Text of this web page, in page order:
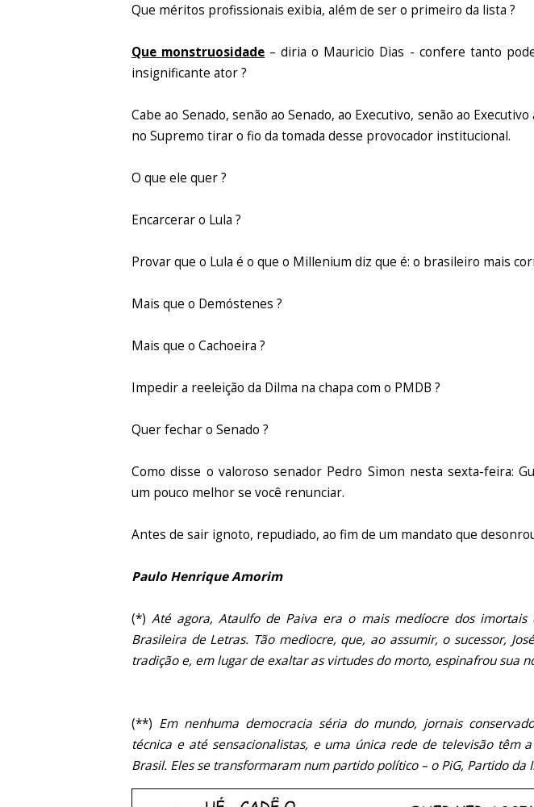
Que méritos profissionais exibia, além de ser o primeiro da lista ?
Que monstruosidade – diria o Mauricio Dias - confere tanto
insignificante ator ?
Cabe ao Senado, senão ao Senado, ao Executivo, senão ao
no Supremo tirar o fio da tomada desse provocador institucional.
O que ele quer ?
Encarcerar o Lula ?
Provar que o Lula é o que o Millenium diz que é: o brasileiro mais
Mais que o Demóstenes ?
Mais que o Cachoeira ?
Impedir a reeleição da Dilma na chapa com o PMDB ?
Quer fechar o Senado ?
Como disse o valoroso senador Pedro Simon nesta sexta-feira:
um pouco melhor se você renunciar.
Antes de sair ignoto, repudiado, ao fim de um mandato que
Paulo Henrique Amorim
(*)Até agora, Ataulfo de Paiva era o mais medíocre dos imortais
Brasileira de Letras. Tão mediocre, que, ao assumir, o sucessor,
tradição e, em lugar de exaltar as virtudes do morto, espinafrou sua
(**) Em nenhuma democracia séria do mundo, jornais
técnica e até sensacionalistas, e uma única rede de televisão têm
Brasil. Eles se transformaram num partido político – o PiG, Partido da